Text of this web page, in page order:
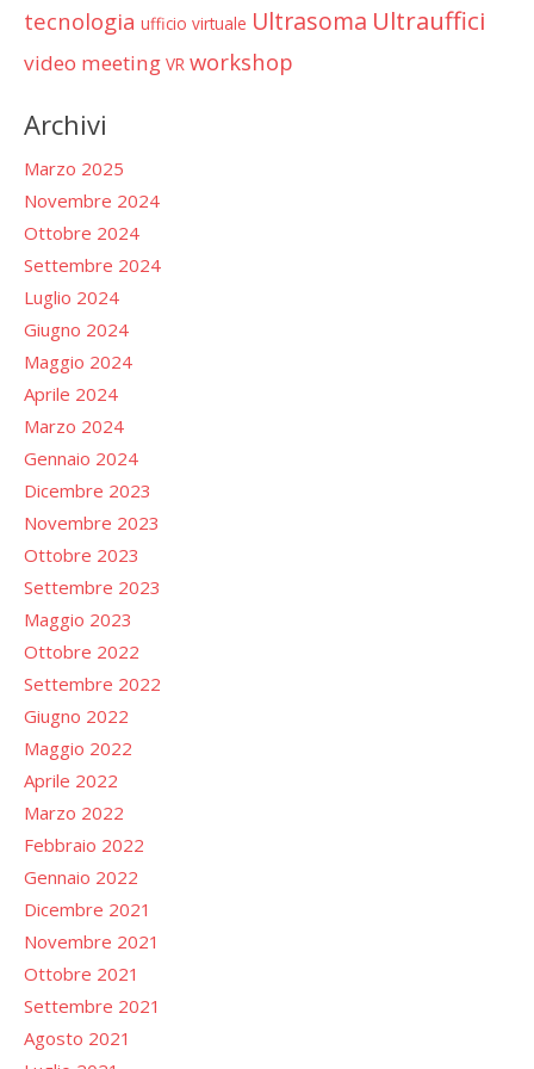
tecnologia ufficio virtuale Ultrasoma Ultrauffici
video meeting VR workshop
Archivi
Marzo 2025
Novembre 2024
Ottobre 2024
Settembre 2024
Luglio 2024
Giugno 2024
Maggio 2024
Aprile 2024
Marzo 2024
Gennaio 2024
Dicembre 2023
Novembre 2023
Ottobre 2023
Settembre 2023
Maggio 2023
Ottobre 2022
Settembre 2022
Giugno 2022
Maggio 2022
Aprile 2022
Marzo 2022
Febbraio 2022
Gennaio 2022
Dicembre 2021
Novembre 2021
Ottobre 2021
Settembre 2021
Agosto 2021